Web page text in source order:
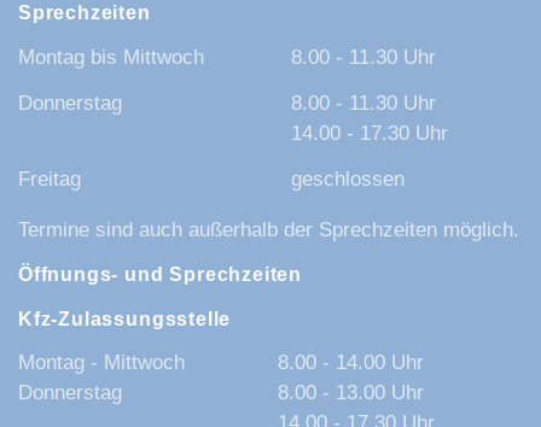
Sprechzeiten
Montag bis Mittwoch
8.00 - 11.30 Uhr
Donnerstag
8.00 - 11.30 Uhr
14.00 - 17.30 Uhr
Freitag
geschlossen
Termine sind auch außerhalb der Sprechzeiten möglich.
Öffnungs- und Sprechzeiten
Kfz-Zulassungsstelle
Montag - Mittwoch
8.00 - 14.00 Uhr
Donnerstag
8.00 - 13.00 Uhr